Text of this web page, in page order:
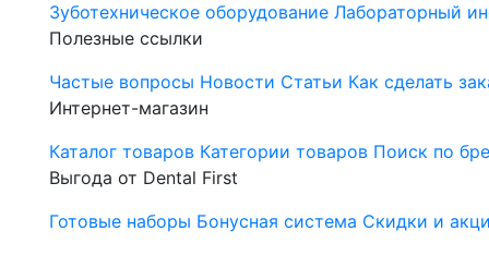
Зуботехническое оборудование Лабораторный
Полезные ссылки
Частые вопросы Новости Статьи Как сделать
Интернет-магазин
Каталог товаров Категории товаров Поиск по
Выгода от Dental First
Готовые наборы Бонусная система Скидки и